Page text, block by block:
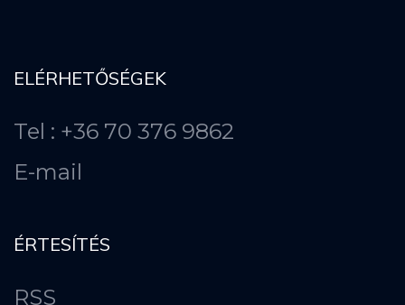
ELÉRHETŐSÉGEK
Tel : +36 70 376 9862
E-mail
ÉRTESÍTÉS
RSS